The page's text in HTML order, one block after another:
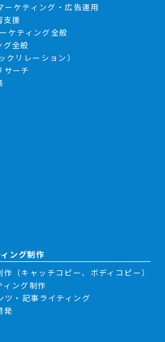
ーケティング・広告運用
支援
ケティング全般
グ全般
クリレーション）
サーチ
ング制作
（キャッチコピー、ボディコピー）
ィング制作
ツ・記事ライティング
発